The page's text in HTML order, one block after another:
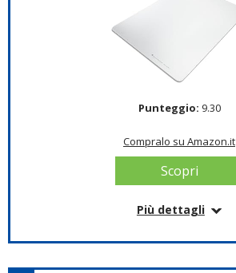
Punteggio: 9.30
Compralo su Amazon.it
Scopri
Più dettagli